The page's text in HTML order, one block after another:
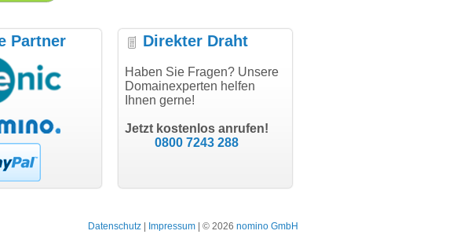
zu
für
Köck
Köln
"Super Abwicklung, vielen
Dank!"
modern software GbR
Landau an der Isar
"Vielen Dank für den
AuthCode - hat alles prima
Partner Direkter Draht
Haben Sie Fragen? Unsere
Domainexperten helfen
Ihnen gerne!
Jetzt kostenlos anrufen!
0800 7243 288
Datenschutz Impressum | © 2026 nomino GmbH